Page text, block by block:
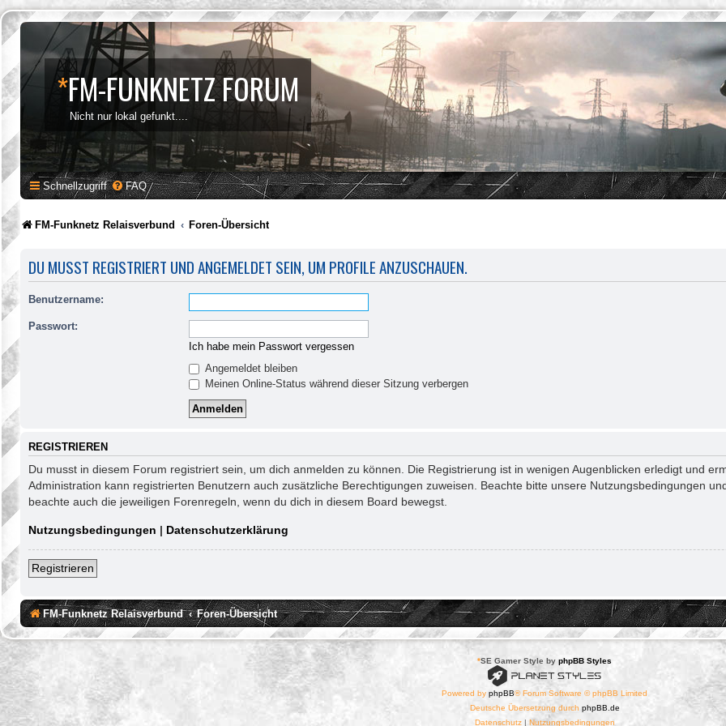
*FM-FUNKNETZ FORUM
Nicht nur lokal gefunkt....
Schnellzugriff FAQ
FM-Funknetz Relaisverbund Foren-Übersicht
DU MUSST REGISTRIERT UND ANGEMELDET SEIN, UM PROFILE ANZUSCHAUEN.
Benutzername:
Passwort:
Ich habe mein Passwort vergessen
Angemeldet bleiben
Meinen Online-Status während dieser Sitzung verbergen
REGISTRIEREN
Du musst in diesem Forum registriert sein, um dich anmelden zu können. Die Registrierung ist in wenigen Augenblicken erledigt und
Administration kann registrierten Benutzern auch zusätzliche Berechtigungen zuweisen. Beachte bitte unsere Nutzungsbedingungen
beachte auch die jeweiligen Forenregeln, wenn du dich in diesem Board bewegst.
Nutzungsbedingungen | Datenschutzerklärung
Registrieren
FM-Funknetz Relaisverbund Foren-Übersicht
*SE Gamer Style by phpBB Styles
Powered by phpBB® Forum Software © phpBB Limited
Deutsche Übersetzung durch phpBB.de
Datenschutz| Nutzungsbedingungen